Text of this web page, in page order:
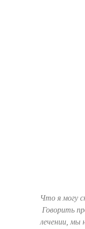
Что я могу
Говорить
лечении, мы